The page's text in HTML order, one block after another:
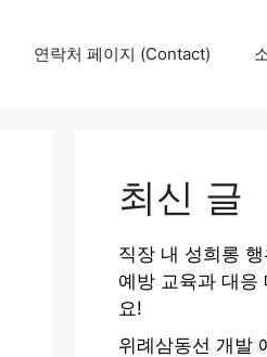
연락처 페이지 (Contact)
최신 글
직장 내 성희롱 행
예방 교육과 대응
요!
위례삼동선 개발